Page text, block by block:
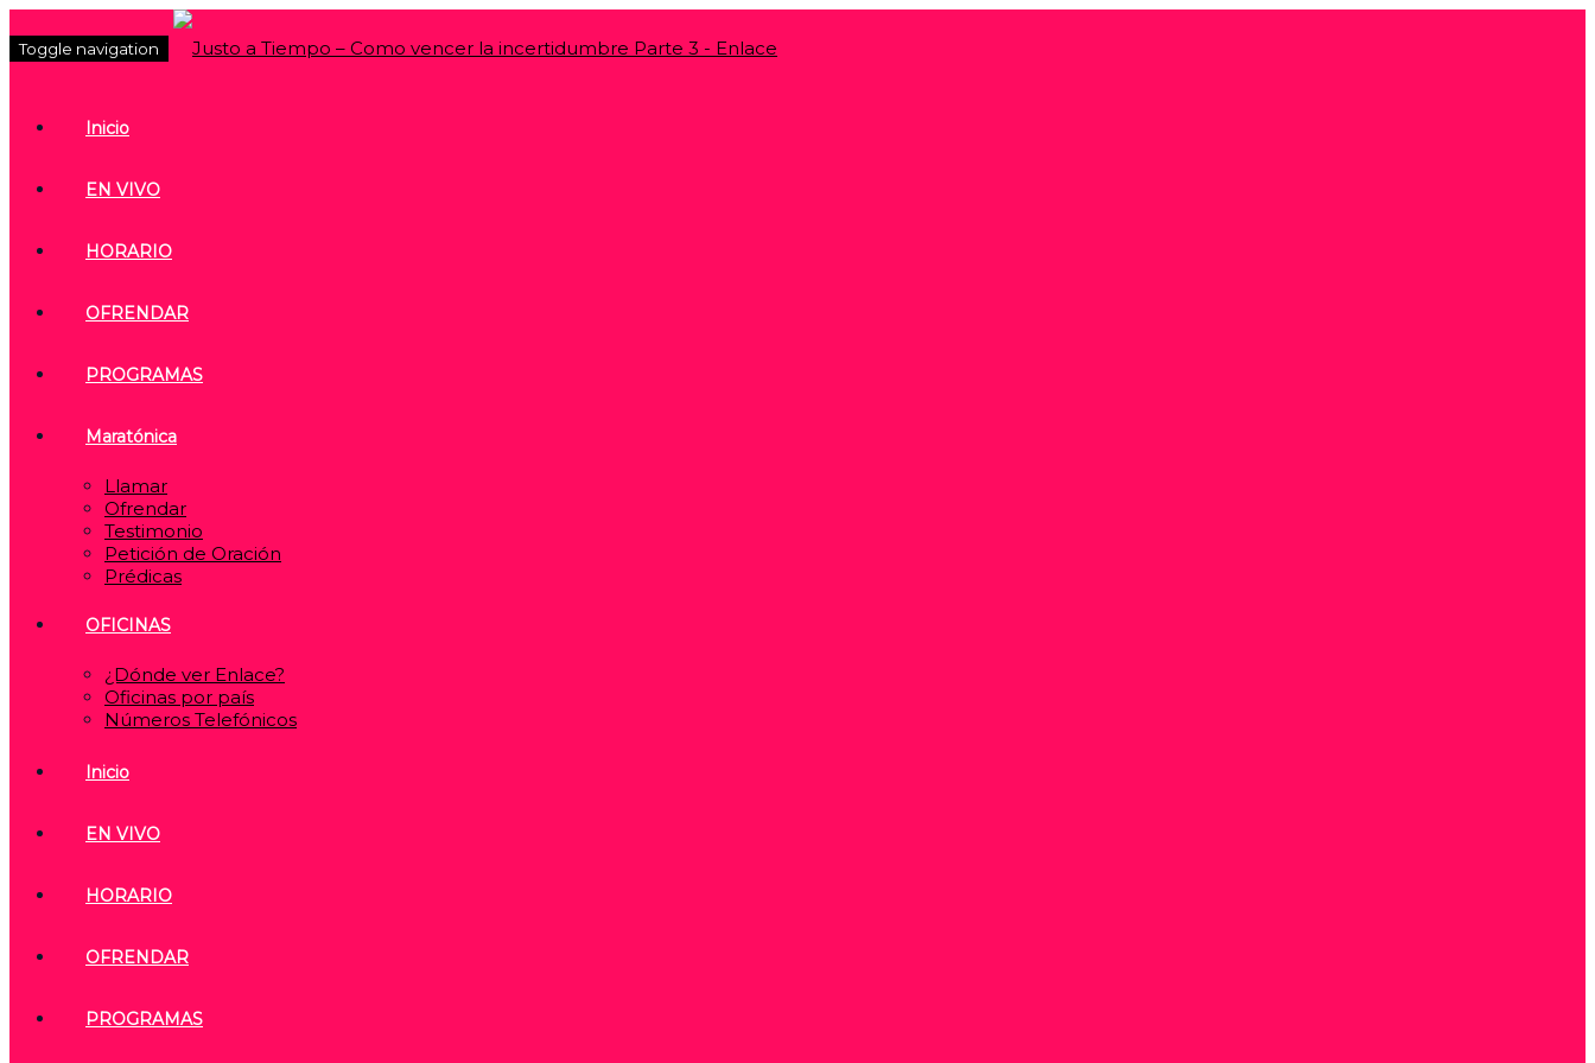
Toggle navigation
Inicio
EN VIVO
HORARIO
OFRENDAR
PROGRAMAS
Maratónica
Llamar
Ofrendar
Testimonio
Petición de Oración
Prédicas
OFICINAS
¿Dónde ver Enlace?
Oficinas por país
Números Telefónicos
Inicio
EN VIVO
HORARIO
OFRENDAR
PROGRAMAS